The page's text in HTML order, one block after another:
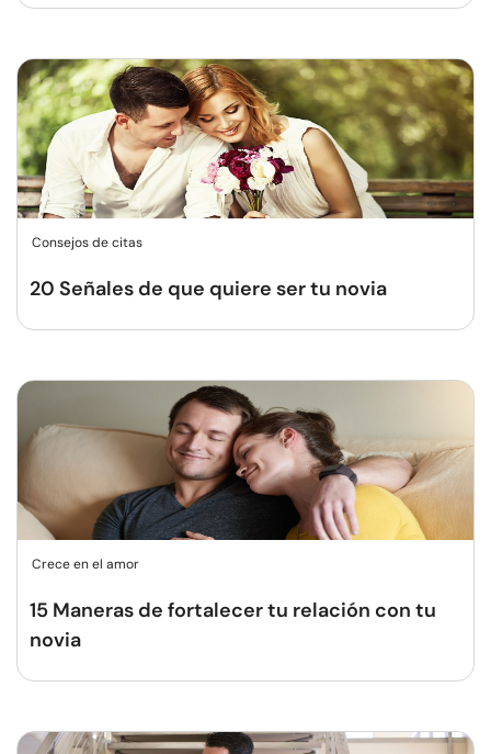
Consejos de citas
20 Señales de que quiere ser tu novia
Crece en el amor
15 Maneras de fortalecer tu relación con tu
novia